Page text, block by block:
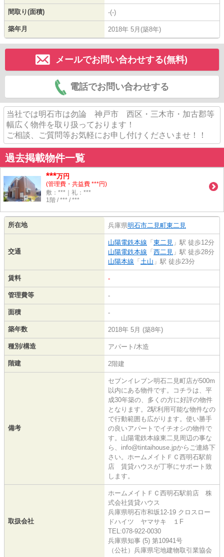
間取り(面積) -(-)
築年月 2018年 5月(築8年)
メールでお問い合わせする(無料)
電話でお問い合わせする
当社では明石市は勿論 神戸市 西区・三木市・加古郡等
幅広く物件を取り扱っております！
ご相談、ご質問等お気軽にお申し付けくださいませ！！
過去掲載物件一覧
***万円
(管理費・共益費 ***円)
敷：***｜礼：***
1階 / *** / ***
所在地 兵庫県明石市二見町東二見
交通
山陽電鉄本線 「 東二見 」駅 徒歩12分
山陽電鉄本線 「 西二見 」駅 徒歩28分
山陽本線 「 土山 」駅 徒歩23分
賃料 -
管理費等 -
面積 -
築年数 2018年 5月 (築8年)
種別/構造 アパート/木造
階建 2階建
備考
セブンイレブン明石二見町店が500m
以内にある物件です。コチラは、平
成30年築の、多くの方に好評の物件
となります。2駅利用可能な物件なの
で行動範囲も広がります。使い勝手
の良いアパートでイチオシの物件で
す。山陽電鉄本線東二見周辺の事な
ら、info@tintaihouse.jpからご連絡下
さい。ホームメイトＦＣ西明石駅前
店 賃貸ハウスが丁寧にサポート致
します。
取扱会社
ホームメイトＦＣ西明石駅前店 株
式会社賃貸ハウス
兵庫県明石市和坂12-19 クロスロー
ドハイツ ヤマサキ １F
TEL:078-922-0030
兵庫県知事 (5) 第10941号
（公社）兵庫県宅地建物取引業協会